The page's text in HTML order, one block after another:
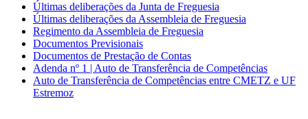
Últimas deliberações da Junta de Freguesia
Últimas deliberações da Assembleia de Freguesia
Regimento da Assembleia de Freguesia
Documentos Previsionais
Documentos de Prestação de Contas
Adenda nº 1 | Auto de Transferência de Competências
Auto de Transferência de Competências entre CMETZ e UF
Estremoz